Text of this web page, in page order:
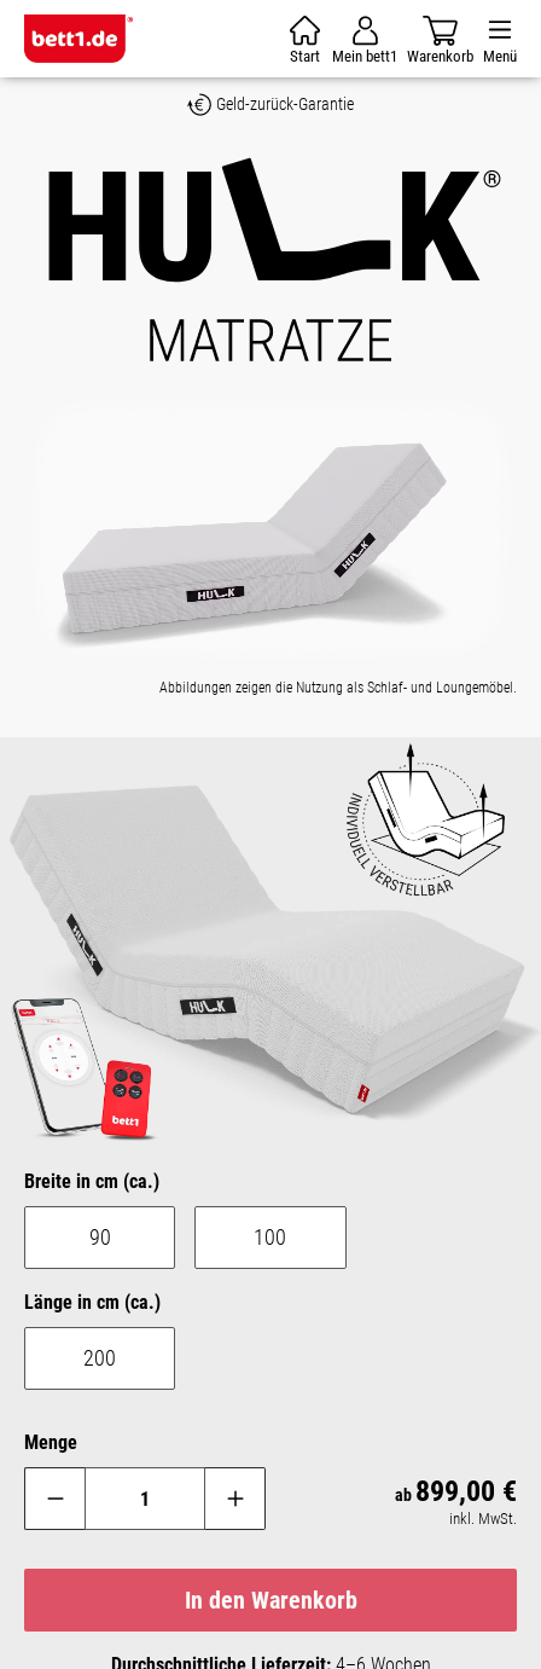
Zum Hauptinhalt springen
Start Mein bett1 Warenkorb Menü
Geld-zurück-Garantie
Abbildungen zeigen die Nutzung als Schlaf- und Loungemöbel.
Breite in cm (ca.)auswählen
90 100
Länge in cm (ca.)auswählen
200
Menge
ab 899,00 €
inkl. MwSt.
In den Warenkorb